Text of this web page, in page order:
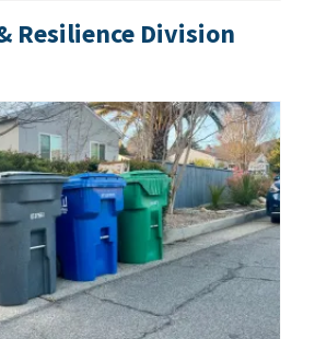
Resilience Division